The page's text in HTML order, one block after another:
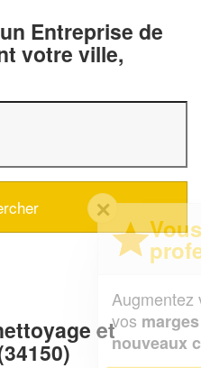
Entreprise de
votre ville,
et
êtes un
chiffre d'affaireset
tout en gagnant de
!